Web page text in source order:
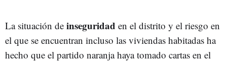
La situación de inseguridad en el distrito y el riesgo en
el que se encuentran incluso las viviendas habitadas ha
hecho que el partido naranja haya tomado cartas en el